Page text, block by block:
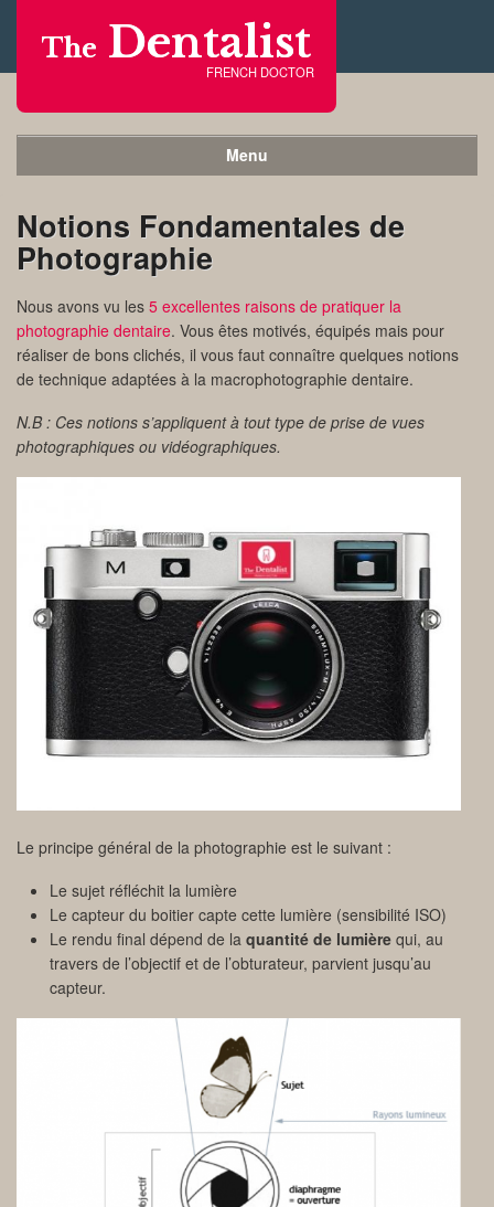
The Dentalist
FRENCH DOCTOR
Menu
Notions Fondamentales de
Photographie
Nous avons vu les 5 excellentes raisons de pratiquer la
photographie dentaire. Vous êtes motivés, équipés mais pour
réaliser de bons clichés, il vous faut connaître quelques notions
de technique adaptées à la macrophotographie dentaire.
N.B : Ces notions s’appliquent à tout type de prise de vues
photographiques ou vidéographiques.
Le principe général de la photographie est le suivant :
Le sujet réfléchit la lumière
Le capteur du boitier capte cette lumière (sensibilité ISO)
Le rendu final dépend de la quantité de lumière qui, au
travers de l’objectif et de l’obturateur, parvient jusqu’au
capteur.